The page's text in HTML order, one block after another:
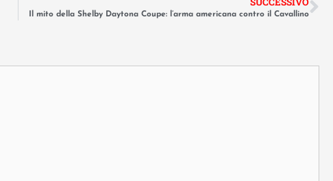
Il mito della Shelby Daytona Coupe: l’arma americana contro il Cavallino